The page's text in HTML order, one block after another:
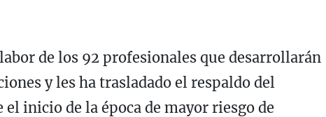
de los 92 profesionales que desarrollarán
y les ha trasladado el respaldo del
inicio de la época de mayor riesgo de